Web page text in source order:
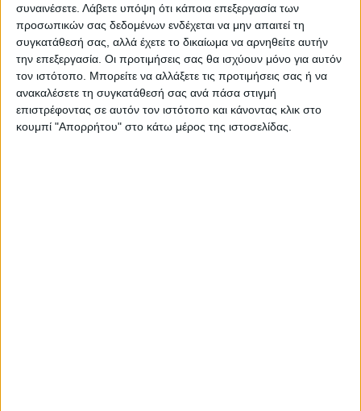
συναινέσετε. Λάβετε υπόψη ότι κάποια επεξεργασία των
προσωπικών σας δεδομένων ενδέχεται να μην απαιτεί τη
συγκατάθεσή σας, αλλά έχετε το δικαίωμα να αρνηθείτε αυτήν
την επεξεργασία. Οι προτιμήσεις σας θα ισχύουν μόνο για αυτόν
τον ιστότοπο. Μπορείτε να αλλάξετε τις προτιμήσεις σας ή να
ανακαλέσετε τη συγκατάθεσή σας ανά πάσα στιγμή
επιστρέφοντας σε αυτόν τον ιστότοπο και κάνοντας κλικ στο
κουμπί "Απορρήτου" στο κάτω μέρος της ιστοσελίδας.
ΠΑΡΟΜΟΙΑ ΑΡΘΡΑ